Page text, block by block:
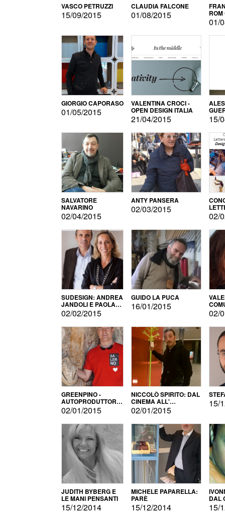
VASCO PETRUZZI
15/09/2015
CLAUDIA FALCONE
01/08/2015
01/
GIORGIO CAPORASO
01/05/2015
VALENTINA CROCI -
OPEN DESIGN ITALIA
21/04/2015 15/
SALVATORE
NAVARINO
02/04/2015
ANTY PANSERA
02/03/2015
02/
SUDESIGN: ANDREA
JANDOLI E PAOLA
PISAPIA
02/02/2015
GUIDO LA PUCA
16/01/2015
02/
GREENPINO -
AUTOPRODUTTORE
PER AMORE
02/01/2015
NICCOLÒ SPIRITO: DAL
CINEMA ALL'
AUTOPRODUZIONE
02/01/2015
15/
JUDITH BYBERG E
LE MANI PENSANTI
15/12/2014
MICHELE PAPARELLA:
PARÈ
15/12/2014
DAL
15/